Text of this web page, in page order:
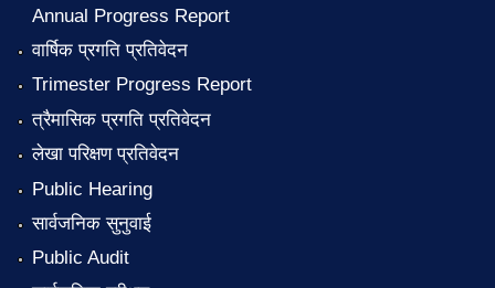
Annual Progress Report
वार्षिक प्रगति प्रतिवेदन
Trimester Progress Report
त्रैमासिक प्रगति प्रतिवेदन
लेखा परिक्षण प्रतिवेदन
Public Hearing
सार्वजनिक सुनुवाई
Public Audit